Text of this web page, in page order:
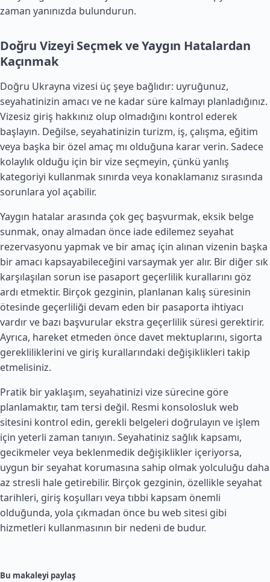
zaman yanınızda bulundurun.
Doğru Vizeyi Seçmek ve Yaygın Hatalardan
Kaçınmak
Doğru Ukrayna vizesi üç şeye bağlıdır: uyruğunuz,
seyahatinizin amacı ve ne kadar süre kalmayı planladığınız.
Vizesiz giriş hakkınız olup olmadığını kontrol ederek
başlayın. Değilse, seyahatinizin turizm, iş, çalışma, eğitim
veya başka bir özel amaç mı olduğuna karar verin. Sadece
kolaylık olduğu için bir vize seçmeyin, çünkü yanlış
kategoriyi kullanmak sınırda veya konaklamanız sırasında
sorunlara yol açabilir.
Yaygın hatalar arasında çok geç başvurmak, eksik belge
sunmak, onay almadan önce iade edilemez seyahat
rezervasyonu yapmak ve bir amaç için alınan vizenin başka
bir amacı kapsayabileceğini varsaymak yer alır. Bir diğer sık
karşılaşılan sorun ise pasaport geçerlilik kurallarını göz
ardı etmektir. Birçok gezginin, planlanan kalış süresinin
ötesinde geçerliliği devam eden bir pasaporta ihtiyacı
vardır ve bazı başvurular ekstra geçerlilik süresi gerektirir.
Ayrıca, hareket etmeden önce davet mektuplarını, sigorta
gerekliliklerini ve giriş kurallarındaki değişiklikleri takip
etmelisiniz.
Pratik bir yaklaşım, seyahatinizi vize sürecine göre
planlamaktır, tam tersi değil. Resmi konsolosluk web
sitesini kontrol edin, gerekli belgeleri doğrulayın ve işlem
için yeterli zaman tanıyın. Seyahatiniz sağlık kapsamı,
gecikmeler veya beklenmedik değişiklikler içeriyorsa,
uygun bir seyahat korumasına sahip olmak yolculuğu daha
az stresli hale getirebilir. Birçok gezginin, özellikle seyahat
tarihleri, giriş koşulları veya tıbbi kapsam önemli
olduğunda, yola çıkmadan önce bu web sitesi gibi
hizmetleri kullanmasının bir nedeni de budur.
Bu makaleyi paylaş